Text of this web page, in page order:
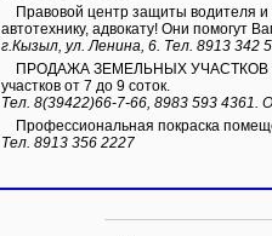
Правовой центр защиты водителя
автотехнику, адвокату! Они помогут
г.Кызыл, ул. Ленина, 6. Тел. 8913 342
ПРОДАЖА ЗЕМЕЛЬНЫХ УЧАСТКОВ
участков от 7 до 9 соток.
Тел. 8(39422)66-7-66, 8983 593
Профессиональная покраска
Тел. 8913 356 2227